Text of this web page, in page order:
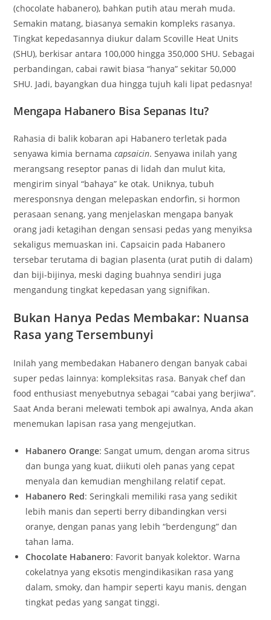
(chocolate habanero), bahkan putih atau merah muda.
Semakin matang, biasanya semakin kompleks rasanya.
Tingkat kepedasannya diukur dalam Scoville Heat Units
(SHU), berkisar antara 100,000 hingga 350,000 SHU. Sebagai
perbandingan, cabai rawit biasa “hanya” sekitar 50,000
SHU. Jadi, bayangkan dua hingga tujuh kali lipat pedasnya!
Mengapa Habanero Bisa Sepanas Itu?
Rahasia di balik kobaran api Habanero terletak pada
senyawa kimia bernamacapsaicin. Senyawa inilah yang
merangsang reseptor panas di lidah dan mulut kita,
mengirim sinyal “bahaya” ke otak. Uniknya, tubuh
meresponsnya dengan melepaskan endorfin, si hormon
perasaan senang, yang menjelaskan mengapa banyak
orang jadi ketagihan dengan sensasi pedas yang menyiksa
sekaligus memuaskan ini. Capsaicin pada Habanero
tersebar terutama di bagian plasenta (urat putih di dalam)
dan biji-bijinya, meski daging buahnya sendiri juga
mengandung tingkat kepedasan yang signifikan.
Bukan Hanya Pedas Membakar: Nuansa
Rasa yang Tersembunyi
Inilah yang membedakan Habanero dengan banyak cabai
super pedas lainnya: kompleksitas rasa. Banyak chef dan
food enthusiast menyebutnya sebagai “cabai yang berjiwa”.
Saat Anda berani melewati tembok api awalnya, Anda akan
menemukan lapisan rasa yang mengejutkan.
Habanero Orange: Sangat umum, dengan aroma sitrus
dan bunga yang kuat, diikuti oleh panas yang cepat
menyala dan kemudian menghilang relatif cepat.
Habanero Red: Seringkali memiliki rasa yang sedikit
lebih manis dan seperti berry dibandingkan versi
oranye, dengan panas yang lebih “berdengung” dan
tahan lama.
Chocolate Habanero: Favorit banyak kolektor. Warna
cokelatnya yang eksotis mengindikasikan rasa yang
dalam, smoky, dan hampir seperti kayu manis, dengan
tingkat pedas yang sangat tinggi.